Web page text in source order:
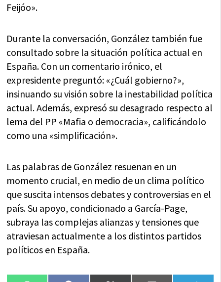
Feijóo».
Durante la conversación, González también fue
consultado sobre la situación política actual en
España. Con un comentario irónico, el
expresidente preguntó: «¿Cuál gobierno?»,
insinuando su visión sobre la inestabilidad política
actual. Además, expresó su desagrado respecto al
lema del PP «Mafia o democracia», calificándolo
como una «simplificación».
Las palabras de González resuenan en un
momento crucial, en medio de un clima político
que suscita intensos debates y controversias en el
país. Su apoyo, condicionado a García-Page,
subraya las complejas alianzas y tensiones que
atraviesan actualmente a los distintos partidos
políticos en España.